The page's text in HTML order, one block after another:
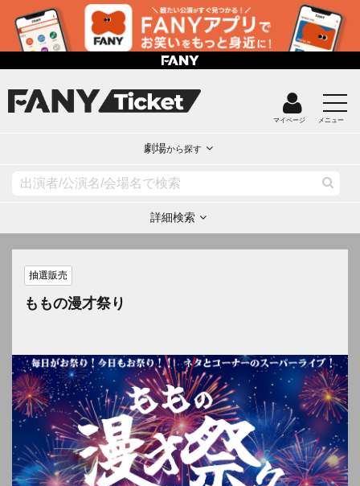
マイページ メニュー
劇場から探す
詳細検索
抽選販売
ももの漫才祭り